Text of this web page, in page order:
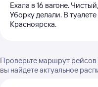
Ехала в 16 вагоне.
Уборку делали. В
Красноярска.
Проверьте маршрут
вы найдете актуальное